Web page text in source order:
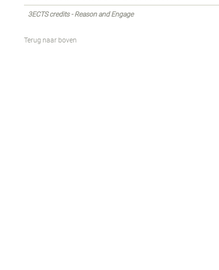
3ECTS credits - Reason and Engage
Terug naar boven